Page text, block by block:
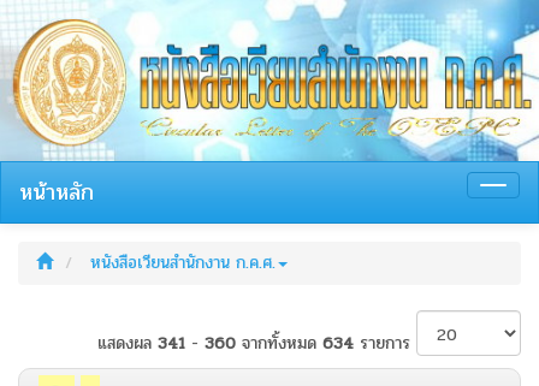
หน้าหลัก
หนังสือเวียนสำนักงาน ก.ค.ศ.
แสดงผล 341 - 360 จากทั้งหมด 634 รายการ